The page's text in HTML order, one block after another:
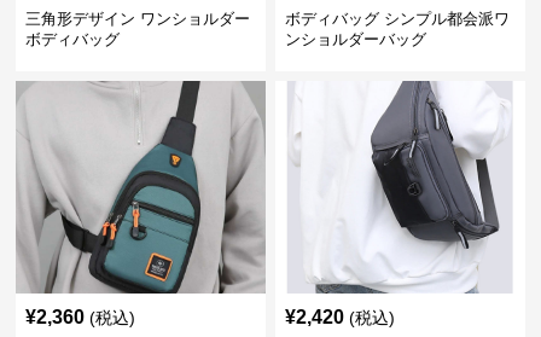
三角形デザイン ワンショルダー
ボディバッグ
ボディバッグ シンプル都会派ワ
ンショルダーバッグ
¥2,360 (税込) ¥2,420 (税込)